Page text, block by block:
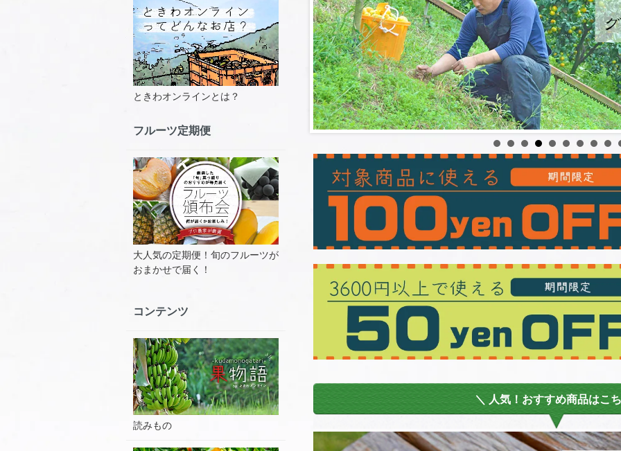
＼ 人気！おすすめ商品はこ
ときわオンラインとは？
フルーツ定期便
大人気の定期便！旬のフルーツが
おまかせで届く！
コンテンツ
読みもの